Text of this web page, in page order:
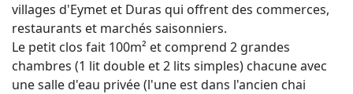
villages d'Eymet et Duras qui offrent des commerces,
restaurants et marchés saisonniers.
Le petit clos fait 100m² et comprend 2 grandes
chambres (1 lit double et 2 lits simples) chacune avec
une salle d'eau privée (l'une est dans l'ancien chai